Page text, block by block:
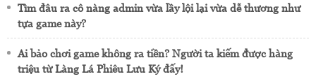
Tìm đâu ra cô nàng admin vừa lầy lội lại vừa dễ thương như
tựa game này?
Ai bảo chơi game không ra tiền? Người ta kiếm được hàng
triệu từ Làng Lá Phiêu Lưu Ký đấy!